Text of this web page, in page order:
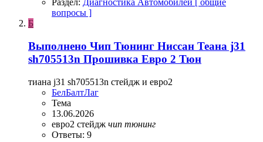
Раздел: Диагностика Автомобилей [ общие
вопросы ]
Б
Выполнено Чип Тюнинг Ниссан Теана j31
sh705513n Прошивка Евро 2 Тюн
тиана j31 sh705513n стейдж и евро2
БелБалтЛаг
Тема
13.06.2026
евро2 стейдж чип тюнинг
Ответы: 9